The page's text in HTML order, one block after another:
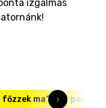
izgalmas
főzzek ma?